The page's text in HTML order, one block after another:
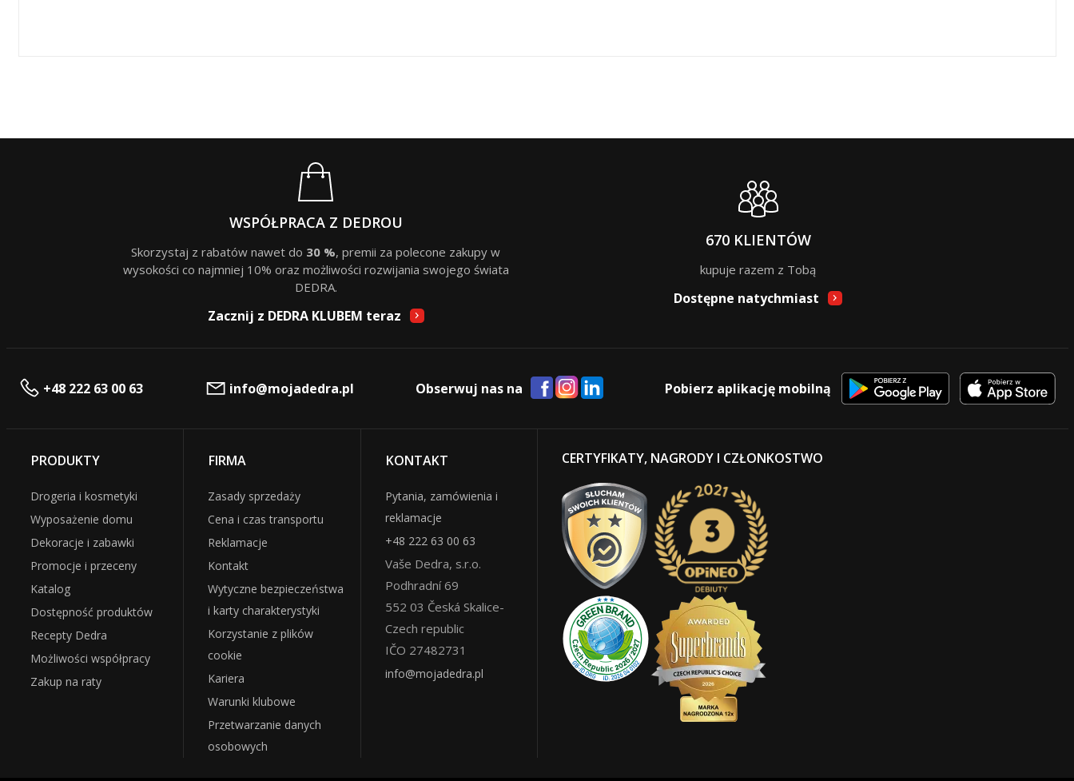
WSPÓŁPRACA Z DEDROU
Skorzystaj z rabatów nawet do 30 %, premii za polecone zakupy w
wysokości co najmniej 10% oraz możliwości rozwijania swojego świata
DEDRA.
Zacznij z DEDRA KLUBEM teraz
670 KLIENTÓW
kupuje razem z Tobą
Dostępne natychmiast
+48 222 63 00 63 info@mojadedra.pl Obserwuj nas na Pobierz aplikację mobilną
PRODUKTY
Drogeria i kosmetyki
Wyposażenie domu
Dekoracje i zabawki
Promocje i przeceny
Katalog
Dostępność produktów
Recepty Dedra
Możliwości współpracy
Zakup na raty
FIRMA
Zasady sprzedaży
Cena i czas transportu
Reklamacje
Kontakt
Wytyczne bezpieczeństwa
i karty charakterystyki
Korzystanie z plików
cookie
Kariera
Warunki klubowe
Przetwarzanie danych
osobowych
KONTAKT
Pytania, zamówienia i
reklamacje
+48 222 63 00 63
Vaše Dedra, s.r.o.
Podhradní 69
552 03 Česká Skalice-
Czech republic
IČO 27482731
info@mojadedra.pl
CERTYFIKATY, NAGRODY I CZŁONKOSTWO